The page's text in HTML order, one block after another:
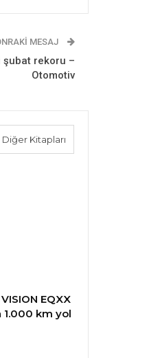
MESAJ
şubat rekoru –
Otomotiv
Diğer Kitapları
EQXX
km yol